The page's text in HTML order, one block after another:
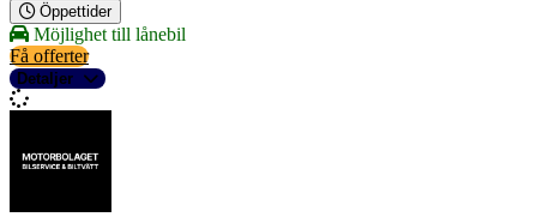
Öppettider
Möjlighet till lånebil
Få offerter
Detaljer